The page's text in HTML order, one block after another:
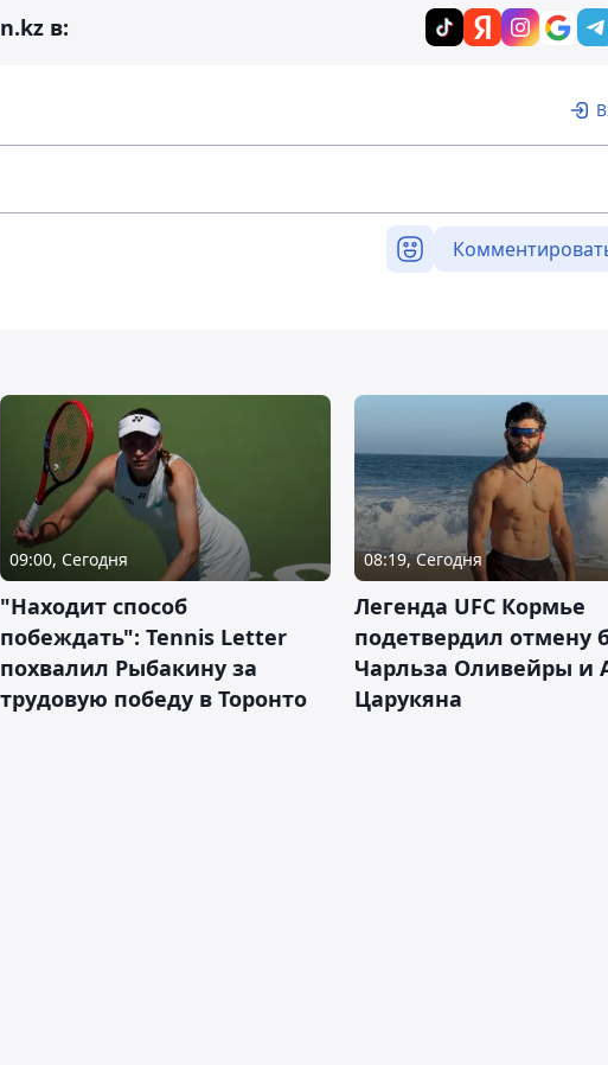
в:
09:00, Сегодня
"Находит способ
побеждать": Tennis Letter
похвалил Рыбакину за
трудовую победу в Торонто
08:19, Сегодня
Легенда UFC Кормье
подетвердил отмену
Чарльза Оливейры и
Царукяна